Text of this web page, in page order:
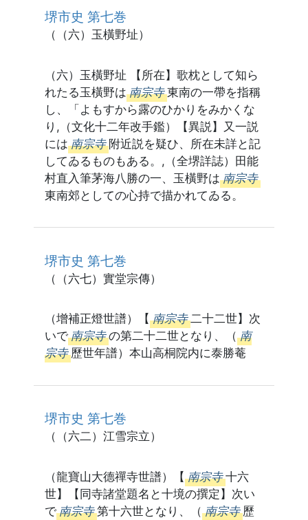
堺市史 第七巻
（（六）玉橫野址）
（六）玉橫野址 【所在】歌枕として知ら
れたる玉橫野は 南宗寺 東南の一帶を指稱
し、「よもすから露のひかりをみかくな
り,（文化十二年改手鑑）【異説】又一説
には 南宗寺 附近説を疑ひ、所在未詳と記
してゐるものもある。,（全堺詳誌）田能
村直入筆茅海八勝の一、玉橫野は 南宗寺
東南郊としての心持で描かれてゐる。
堺市史 第七巻
（（六七）實堂宗傳）
（增補正燈世譜）【 南宗寺 二十二世】次
いで 南宗寺 の第二十二世となり、（ 南
宗寺 歷世年譜）本山高桐院内に泰勝菴
堺市史 第七巻
（（六二）江雪宗立）
（龍寶山大德禪寺世譜）【 南宗寺 十六
世】【同寺諸堂題名と十境の撰定】次い
で 南宗寺 第十六世となり、（ 南宗寺 歷